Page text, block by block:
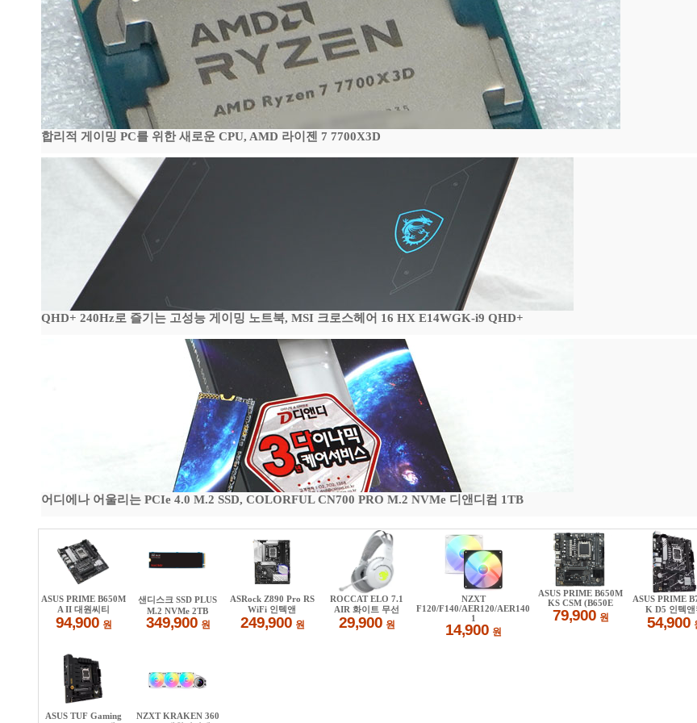
합리적 게이밍 PC를 위한 새로운 CPU, AMD 라이젠 7 7700X3D
QHD+ 240Hz로 즐기는 고성능 게이밍 노트북, MSI 크로스헤어 16 HX E14WGK-i9 QHD+
어디에나 어울리는 PCIe 4.0 M.2 SSD, COLORFUL CN700 PRO M.2 NVMe 디앤디컴 1TB